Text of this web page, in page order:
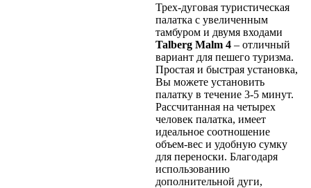
Трех-дуговая туристическая
палатка с увеличенным
тамбуром и двумя входами
Talberg Malm 4 – отличный
вариант для пешего туризма.
Простая и быстрая установка,
Вы можете установить
палатку в течение 3-5 минут.
Рассчитанная на четырех
человек палатка, имеет
идеальное соотношение
объем-вес и удобную сумку
для переноски. Благодаря
использованию
дополнительной дуги,